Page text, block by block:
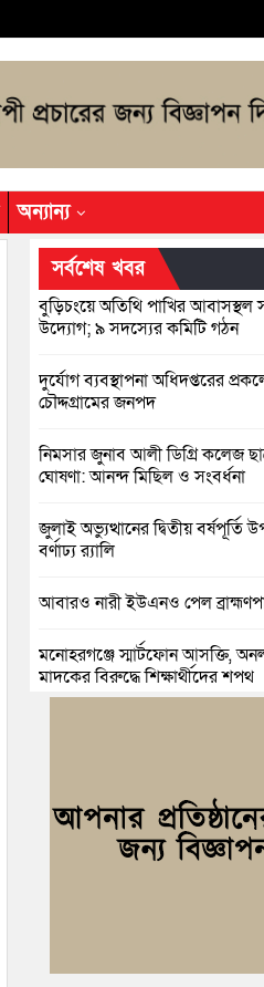
অন্যান্য
সর্বশেষ খবর
বুড়িচংয়ে অতিথি পাখির আবাসস্থল
উদ্যোগ; ৯ সদস্যের কমিটি গঠন
দুর্যোগ ব্যবস্থাপনা অধিদপ্তরের
চৌদ্দগ্রামের জনপদ
নিমসার জুনাব আলী ডিগ্রি কলেজ
ঘোষণা: আনন্দ মিছিল ও সংবর্ধনা
জুলাই অভ্যুত্থানের দ্বিতীয় বর্ষপূর্তি
বর্ণাঢ্য র‍্যালি
আবারও নারী ইউএনও পেল
মনোহরগঞ্জে স্মার্টফোন আসক্তি,
মাদকের বিরুদ্ধে শিক্ষার্থীদের শপথ
কুমিল্লা বিজিবির অভিযান: এক
ভারতীয় শাড়ি ও মোবাইল ডিসপ্লে
ঘোষণা; সভাপতি ইমন, সম্পাদক